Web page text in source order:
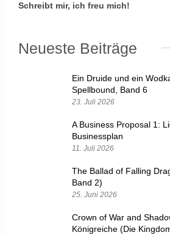
Schreibt mir, ich freu mich!
Neueste Beiträge
Ein Druide und ein
Spellbound, Band 6
23. Juli 2026
A Business Proposal 1:
Businessplan
11. Juli 2026
The Ballad of Falling
Band 2)
25. Juni 2026
Crown of War and
Königreiche (Die